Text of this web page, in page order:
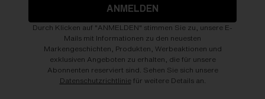
ANMELDEN
Durch Klicken auf "ANMELDEN" stimmen Sie zu, unsere E-
Mails mit Informationen zu den neuesten
Markengeschichten, Produkten, Werbeaktionen und
exklusiven Angeboten zu erhalten, die für unsere
Abonnenten reserviert sind. Sehen Sie sich unsere
Datenschutzrichtlinie für weitere Details an.